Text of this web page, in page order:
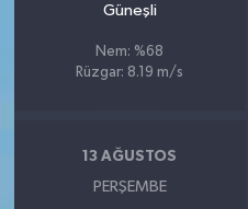
Güneşli
Nem: %68
Rüzgar: 8.19 m/s
13 AĞUSTOS
PERŞEMBE